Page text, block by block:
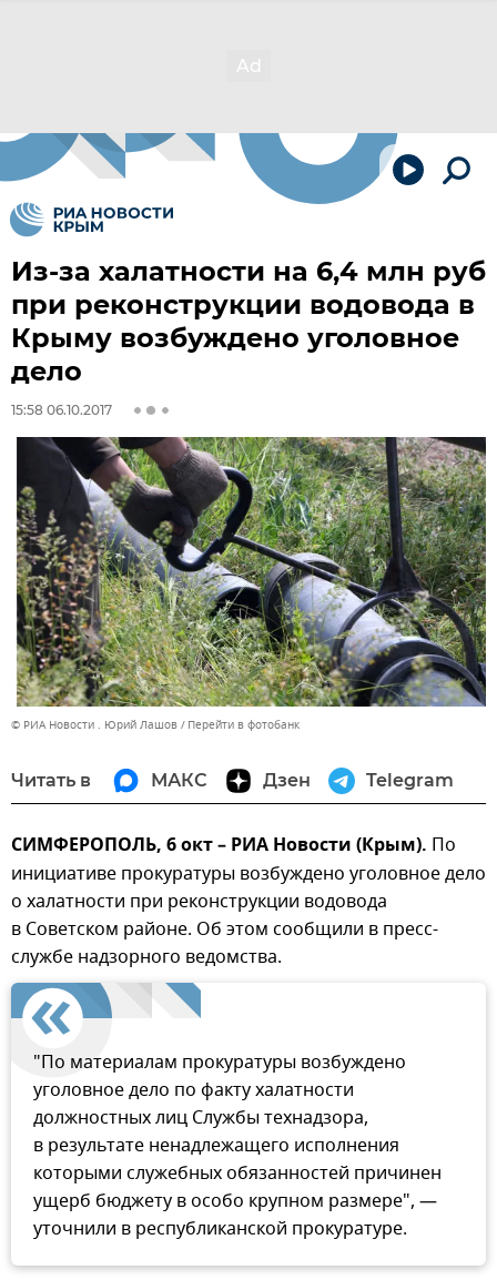
Из-за халатности на 6,4 млн руб
при реконструкции водовода в
Крыму возбуждено уголовное
дело
15:58 06.10.2017
© РИА Новости . Юрий Лашов Перейти в фотобанк
Читать в МАКС Дзен Telegram
СИМФЕРОПОЛЬ, 6 окт – РИА Новости (Крым). По
инициативе прокуратуры возбуждено уголовное дело
о халатности при реконструкции водовода
в Советском районе. Об этом сообщили в пресс-
службе надзорного ведомства.
"По материалам прокуратуры возбуждено
уголовное дело по факту халатности
должностных лиц Службы технадзора,
в результате ненадлежащего исполнения
которыми служебных обязанностей причинен
ущерб бюджету в особо крупном размере", —
уточнили в республиканской прокуратуре.